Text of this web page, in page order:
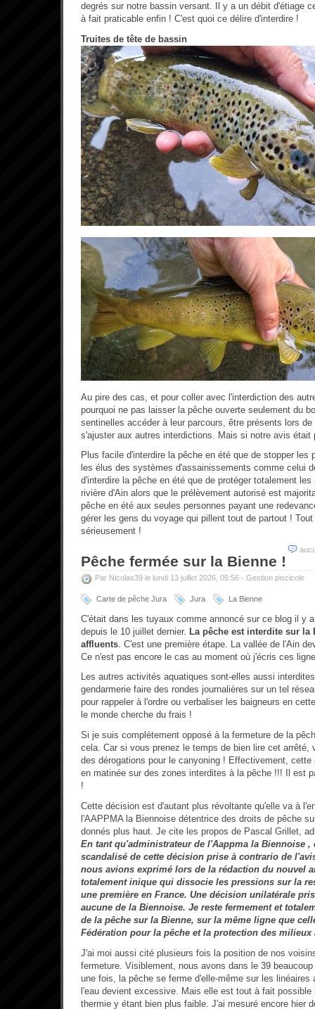
degrés sur notre bassin versant. Il y a un débit d'étiage
à fait praticable enfin ! C'est quoi ce délire d'interdire !
Truites de tête de bassin
Au pire des cas, et pour coller avec l'interdiction des
pourquoi ne pas laisser la pêche ouverte seulement du
sentinelles accéder à leur parcours, être présents lors
s'ajuster aux autres interdictions. Mais si notre avis était
Plus facile d'interdire la pêche en été que de stopper les
les élus des systèmes d'assainissements comme celui
d'interdire la pêche en été que de protéger totalement
rivière d'Ain alors que le prélèvement autorisé est
pêche en été aux seules personnes payant une
gérer les gens du voyage qui pillent tout de partout !
sérieusement !
Pêche fermée sur la Bienne !
Par Nicolas39 le lundi 13 juillet 2026, 05:56 - Gestion piscicole
Carte de pêche Jura Jura La Bienne
C'était dans les tuyaux comme annoncé sur ce blog il y
depuis le 10 juillet dernier. La pêche est interdite sur la
affluents . C'est une première étape. La vallée de l'Ain
Ce n'est pas encore le cas au moment où j'écris ces
Les autres activités aquatiques sont-elles aussi
gendarmerie faire des rondes journalières sur un tel
pour rappeler à l'ordre ou verbaliser les baigneurs en
le monde cherche du frais !
Si je suis complètement opposé à la fermeture de la
cela. Car si vous prenez le temps de bien lire cet arrêté,
des dérogations pour le canyoning ! Effectivement, cette
en matinée sur des zones interdites à la pêche !!! Il est
!
Cette décision est d'autant plus révoltante qu'elle va à
l'AAPPMA la Biennoise détentrice des droits de pêche
donnés plus haut. Je cite les propos de Pascal Grillet,
En tant qu'administrateur de l'Aappma la Biennoise ,
scandalisé de cette décision prise à contrario de
nous avions exprimé lors de la rédaction du nouvel
totalement inique qui dissocie les pressions sur la
une première en France. Une décision unilatérale
aucune de la Biennoise. Je reste fermement et
de la pêche sur la Bienne, sur la même ligne que
Fédération pour la pêche et la protection des
J'ai moi aussi cité plusieurs fois la position de nos
fermeture. Visiblement, nous avons dans le 39
une fois, la pêche se ferme d'elle-même sur les linéaires
l'eau devient excessive. Mais elle est tout à fait
thermie y étant bien plus faible. J'ai mesuré encore hier